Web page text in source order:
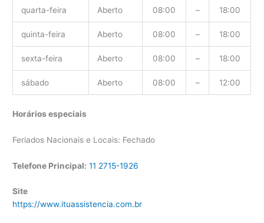
quarta-feira Aberto 08:00 – 18:00
quinta-feira Aberto 08:00 – 18:00
sexta-feira Aberto 08:00 – 18:00
sábado Aberto 08:00 – 12:00
Horários especiais
Feriados Nacionais e Locais: Fechado
Telefone Principal: 11 2715-1926
Site
https://www.ituassistencia.com.br